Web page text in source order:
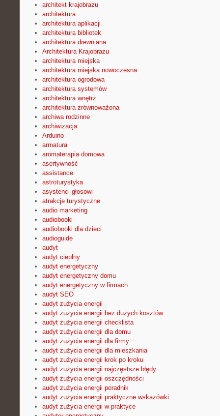
architekt krajobrazu
architektura
architektura aplikacji
architektura bibliotek
architektura drewniana
Architektura Krajobrazu
architektura miejska
architektura miejska nowoczesna
architektura ogrodowa
architektura systemów
architektura wnętrz
architektura zrównoważona
archiwa rodzinne
archiwizacja
Arduino
armatura
aromaterapia domowa
asertywność
assistance
astroturystyka
asystenci głosowi
atrakcje turystyczne
audio marketing
audiobooki
audiobooki dla dzieci
audioguide
audyt
audyt cieplny
audyt energetyczny
audyt energetyczny domu
audyt energetyczny w firmach
audyt SEO
audyt zużycia energii
audyt zużycia energii bez dużych kosztów
audyt zużycia energii checklista
audyt zużycia energii dla domu
audyt zużycia energii dla firmy
audyt zużycia energii dla mieszkania
audyt zużycia energii krok po kroku
audyt zużycia energii najczęstsze błędy
audyt zużycia energii oszczędności
audyt zużycia energii poradnik
audyt zużycia energii praktyczne wskazówki
audyt zużycia energii w praktyce